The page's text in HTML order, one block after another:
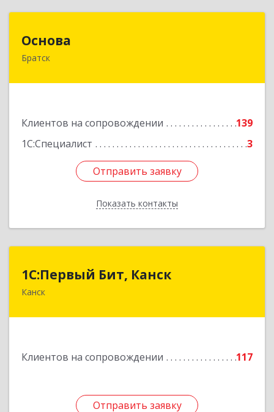
Основа
Братск
Клиентов на сопровождении
139
1С:Специалист
3
Отправить заявку
Показать контакты
Отправить заявку
Назад
1С:Первый Бит, Канск
Канск
Клиентов на сопровождении 117
Отправить заявку
Отправить заявку